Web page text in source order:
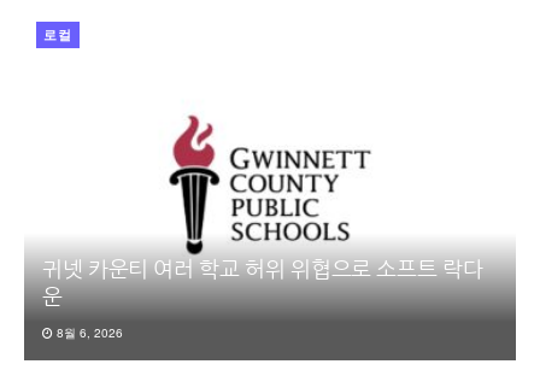
로컬
귀넷 카운티 여러 학교 허위 위협으로 소프트 락다
운
8월 6, 2026